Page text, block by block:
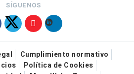
SÍGUENOS
Cumplimiento normativo
Política de Cookies